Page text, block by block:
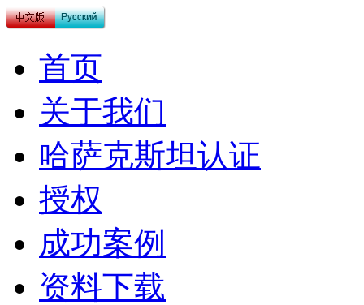
首页
关于我们
哈萨克斯坦认证
授权
成功案例
资料下载